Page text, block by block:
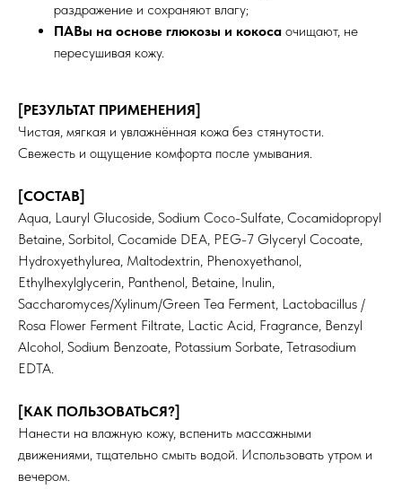
раздражение и сохраняют влагу;
ПАВы на основе глюкозы и кокоса очищают, не
пересушивая кожу.
[РЕЗУЛЬТАТ ПРИМЕНЕНИЯ]
Чистая, мягкая и увлажнённая кожа без стянутости.
Свежесть и ощущение комфорта после умывания.
[СОСТАВ]
Aqua, Lauryl Glucoside, Sodium Coco-Sulfate, Cocamidopropyl
Betaine, Sorbitol, Cocamide DEA, PEG-7 Glyceryl Cocoate,
Hydroxyethylurea, Maltodextrin, Phenoxyethanol,
Ethylhexylglycerin, Panthenol, Betaine, Inulin,
Saccharomyces/Xylinum/Green Tea Ferment, Lactobacillus /
Rosa Flower Ferment Filtrate, Lactic Acid, Fragrance, Benzyl
Alcohol, Sodium Benzoate, Potassium Sorbate, Tetrasodium
EDTA.
[КАК ПОЛЬЗОВАТЬСЯ?]
Нанести на влажную кожу, вспенить массажными
движениями, тщательно смыть водой. Использовать утром и
вечером.
ИНФОРМАЦИЯ КАТАЛОГ
О нас Средства для очищения
Wildberries
Доставка и оплата Тоники
Ozon
Кремы и сыворотки
NOVABAR
Договор-оферта